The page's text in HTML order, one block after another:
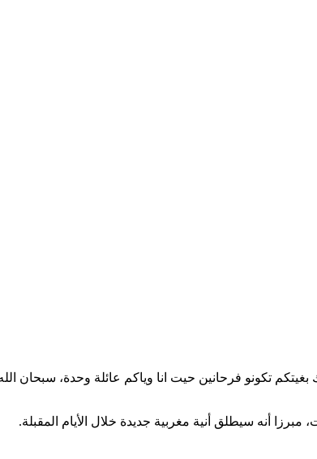
تكونو فرحانين حيت انا وياكم عائلة وحدة، سبحان
أنه سيطلق أنية مغربية جديدة خلال الأيام المقبلة.